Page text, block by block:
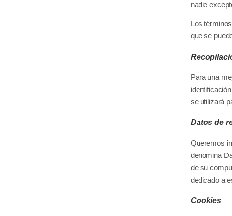
nadie
Los
que se
Para una
se utilizará
Datos de
Queremos
denomina
de su
dedicado a
Cookies